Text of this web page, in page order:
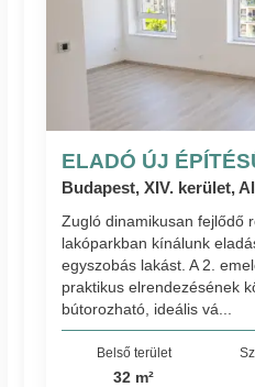
ELADÓ ÚJ
Budapest, XIV. kerület,
Zugló dinamikusan fejlődő
lakóparkban kínálunk
egyszobás lakást. A 2.
praktikus elrendezésének
bútorozható, ideális vá...
Belső terület
32 m²